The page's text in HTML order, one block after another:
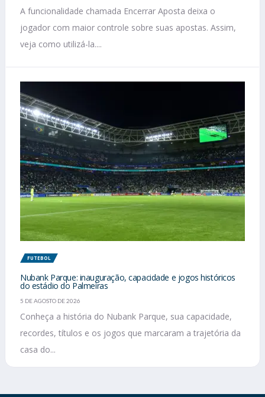
A funcionalidade chamada Encerrar Aposta deixa o
jogador com maior controle sobre suas apostas. Assim,
veja como utilizá-la....
FUTEBOL
Nubank Parque: inauguração, capacidade e jogos históricos
do estádio do Palmeiras
5 DE AGOSTO DE 2026
Conheça a história do Nubank Parque, sua capacidade,
recordes, títulos e os jogos que marcaram a trajetória da
casa do...